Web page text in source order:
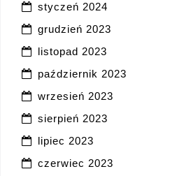
styczeń 2024
grudzień 2023
listopad 2023
październik 2023
wrzesień 2023
sierpień 2023
lipiec 2023
czerwiec 2023